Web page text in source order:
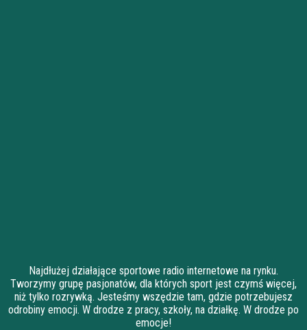
Najdłużej działające sportowe radio internetowe na rynku.
Tworzymy grupę pasjonatów, dla których sport jest czymś więcej,
niż tylko rozrywką. Jesteśmy wszędzie tam, gdzie potrzebujesz
odrobiny emocji. W drodze z pracy, szkoły, na działkę. W drodze po
emocje!